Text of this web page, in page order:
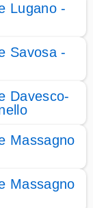
Lugano -
Savosa -
Davesco-
Massagno
Massagno